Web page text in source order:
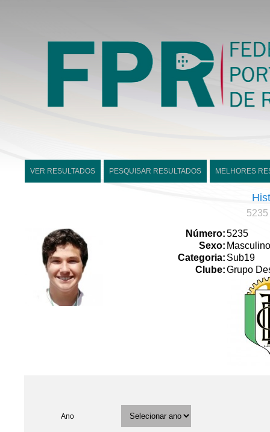
VER RESULTADOS PESQUISAR RESULTADOS MELHORES
Número:5235
Sexo: Masculino
Categoria: Sub19
Clube:Grupo
Ano